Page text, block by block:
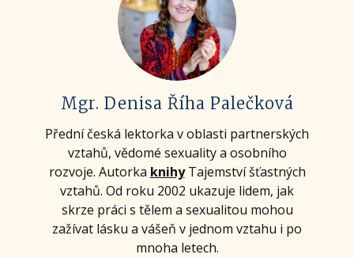
Mgr. Denisa Říha Palečková
Přední česká lektorka v oblasti partnerských
vztahů, vědomé sexuality a osobního
rozvoje. Autorka knihy Tajemství šťastných
vztahů. Od roku 2002 ukazuje lidem, jak
skrze práci s tělem a sexualitou mohou
zažívat lásku a vášeň v jednom vztahu i po
mnoha letech.